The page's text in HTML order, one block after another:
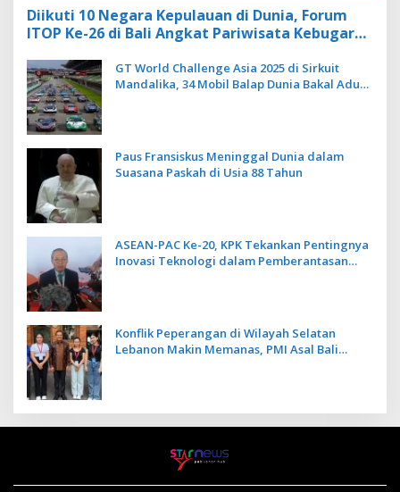
Diikuti 10 Negara Kepulauan di Dunia, Forum
ITOP Ke-26 di Bali Angkat Pariwisata Kebugaran
GT World Challenge Asia 2025 di Sirkuit
Mandalika, 34 Mobil Balap Dunia Bakal Adu
Paus Fransiskus Meninggal Dunia dalam
Suasana Paskah di Usia 88 Tahun
ASEAN-PAC Ke-20, KPK Tekankan Pentingnya
Inovasi Teknologi dalam Pemberantasan
Konflik Peperangan di Wilayah Selatan
Lebanon Makin Memanas, PMI Asal Bali